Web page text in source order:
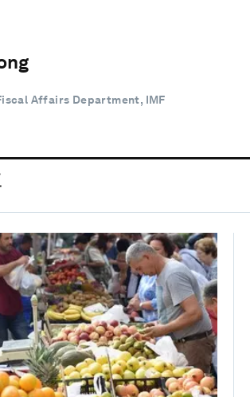
Affairs Department, IMF